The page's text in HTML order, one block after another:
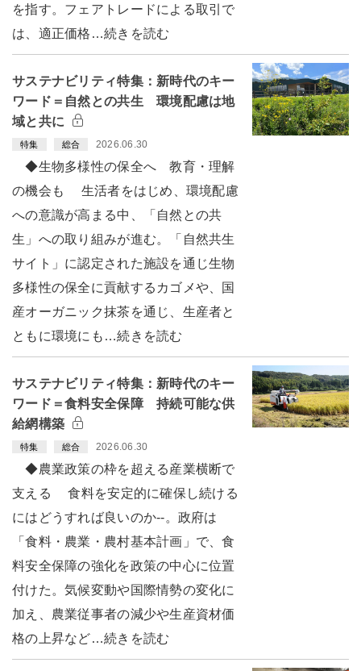
を指す。フェアトレードによる取引で
は、適正価格…続きを読む
サステナビリティ特集：新時代のキー
ワード＝自然との共生 環境配慮は地
域と共に
特集 総合 2026.06.30
◆生物多様性の保全へ 教育・理解
の機会も 生活者をはじめ、環境配慮
への意識が高まる中、「自然との共
生」への取り組みが進む。「自然共生
サイト」に認定された施設を通じ生物
多様性の保全に貢献するカゴメや、国
産オーガニック抹茶を通じ、生産者と
ともに環境にも…続きを読む
サステナビリティ特集：新時代のキー
ワード＝食料安全保障 持続可能な供
給網構築
特集 総合 2026.06.30
◆農業政策の枠を超える産業横断で
支える 食料を安定的に確保し続ける
にはどうすれば良いのか--。政府は
「食料・農業・農村基本計画」で、食
料安全保障の強化を政策の中心に位置
付けた。気候変動や国際情勢の変化に
加え、農業従事者の減少や生産資材価
格の上昇など…続きを読む